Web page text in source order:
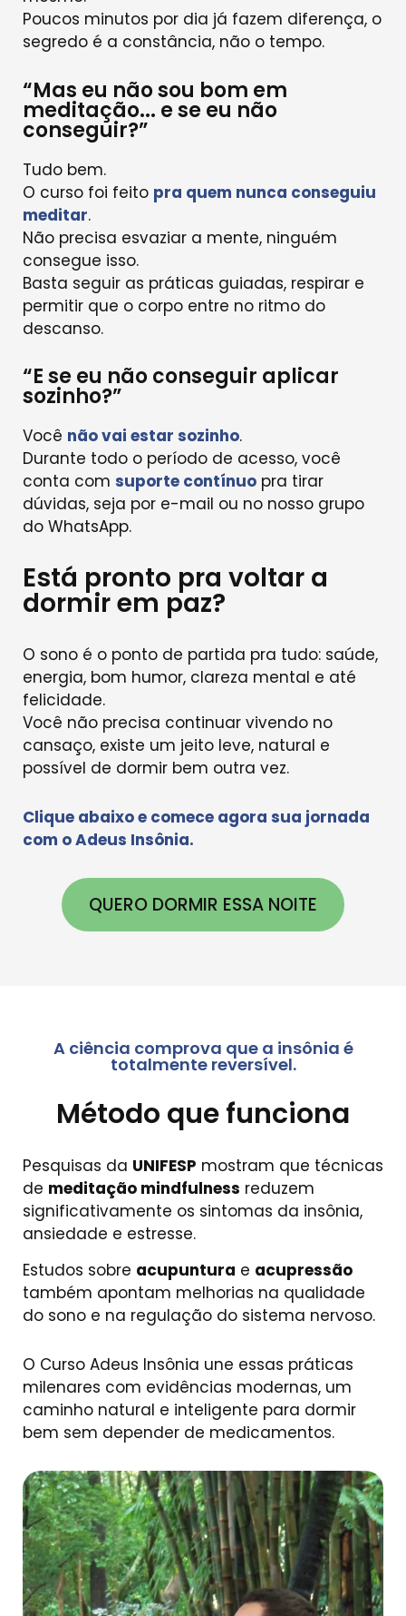
Poucos minutos por dia já fazem diferença, o
segredo é a constância, não o tempo.
“Mas eu não sou bom em
meditação... e se eu não
conseguir?”
Tudo bem.
O curso foi feito pra quem nunca conseguiu
meditar.
Não precisa esvaziar a mente, ninguém
consegue isso.
Basta seguir as práticas guiadas, respirar e
permitir que o corpo entre no ritmo do
descanso.
“E se eu não conseguir aplicar
sozinho?”
Você não vai estar sozinho.
Durante todo o período de acesso, você
conta com suporte contínuo pra tirar
dúvidas, seja por e-mail ou no nosso grupo
do WhatsApp.
Está pronto pra voltar a
dormir em paz?
O sono é o ponto de partida pra tudo: saúde,
energia, bom humor, clareza mental e até
felicidade.
Você não precisa continuar vivendo no
cansaço, existe um jeito leve, natural e
possível de dormir bem outra vez.
Clique abaixo e comece agora sua jornada
com o Adeus Insônia.
QUERO DORMIR ESSA NOITE
A ciência comprova que a insônia é
totalmente reversível.
Método que funciona
Pesquisas da UNIFESP mostram que técnicas
de meditação mindfulness reduzem
significativamente os sintomas da insônia,
ansiedade e estresse.
Estudos sobre acupuntura e acupressão
também apontam melhorias na qualidade
do sono e na regulação do sistema nervoso.
O Curso Adeus Insônia une essas práticas
milenares com evidências modernas, um
caminho natural e inteligente para dormir
bem sem depender de medicamentos.